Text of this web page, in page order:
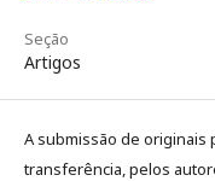
Seção
Artigos
A submissão de originais
transferência, pelos